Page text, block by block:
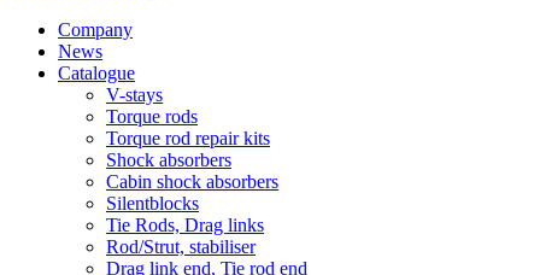
Company
News
Catalogue
V-stays
Torque rods
Torque rod repair kits
Shock absorbers
Cabin shock absorbers
Silentblocks
Tie Rods, Drag links
Rod/Strut, stabiliser
Drag link end, Tie rod end